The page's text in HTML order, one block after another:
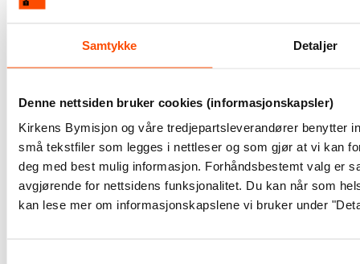
Samtykke Detaljer
Denne nettsiden bruker cookies (informasjonskapsler)
Kirkens Bymisjon og våre tredjepartsleverandører benytter
små tekstfiler som legges i nettleser og som gjør at vi kan
deg med best mulig informasjon. Forhåndsbestemt valg er
avgjørende for nettsidens funksjonalitet. Du kan når som
kan lese mer om informasjonskapslene vi bruker under
Våre tiltak for barn og unge
Alle barn har behov for å bli sett og hørt og elsket.
Voksne som lever et godt liv til tross for en vanskelig